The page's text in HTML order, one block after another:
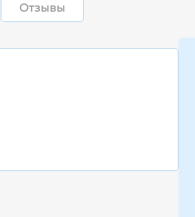
Отзывы